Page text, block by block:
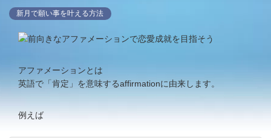
新月で願い事を叶える方法
アファメーションとは
英語で「肯定」を意味するaffirmationに由来します。
例えば